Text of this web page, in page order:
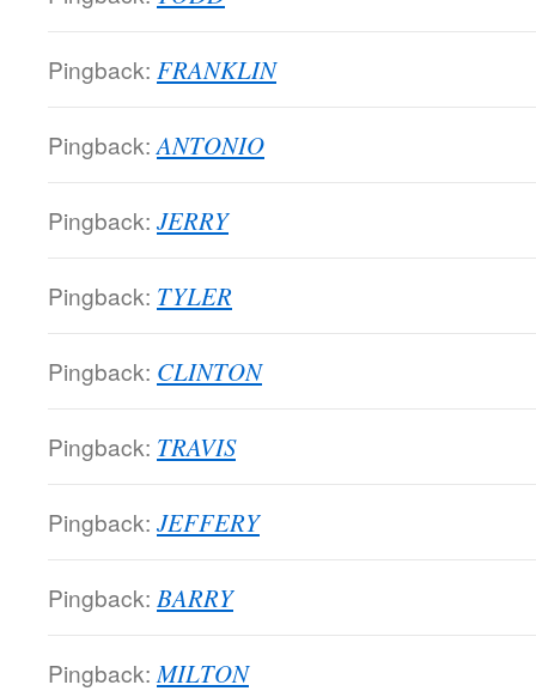
Pingback: FRANKLIN
Pingback: ANTONIO
Pingback: JERRY
Pingback: TYLER
Pingback: CLINTON
Pingback: TRAVIS
Pingback: JEFFERY
Pingback: BARRY
Pingback: MILTON